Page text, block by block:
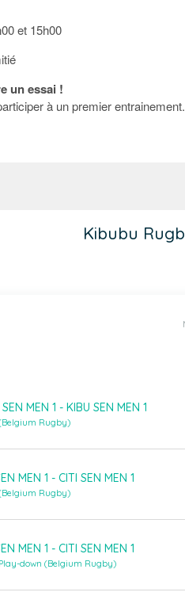
et 15h00
un essai !
à un premier entrainement.